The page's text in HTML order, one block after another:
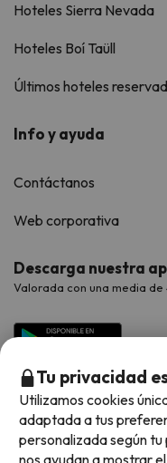
Hoteles Sierra Nevada
Hoteles Boí Taüll
Últimos hoteles
Info y ayuda
Contáctanos
Web corporativa
Descarga nuestra
Valorada con una media de
Tu privacidad
Utilizamos cookies
adaptada a tus
personalizada según
nos ayudan a mostrar